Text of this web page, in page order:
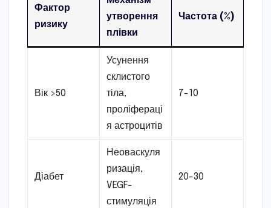
Фактор
ризику
утворення
плівки
Частота (%)
Вік >50
Усунення
склистого
тіла,
проліфераці
я астроцитів
7-10
Діабет
Неоваскуля
ризація,
VEGF-
стимуляція
20-30